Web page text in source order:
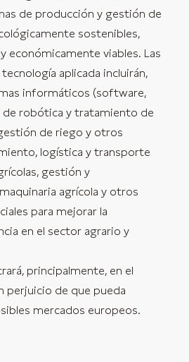
de producción y gestión de
sostenibles,
económicamente viables. Las
aplicada incluirán,
informáticos (software,
de robótica y tratamiento de
de riego y otros
logística y transporte
gestión y
agrícola y otros
para mejorar la
en el sector agrario y
principalmente, en el
perjuicio de que pueda
mercados europeos.